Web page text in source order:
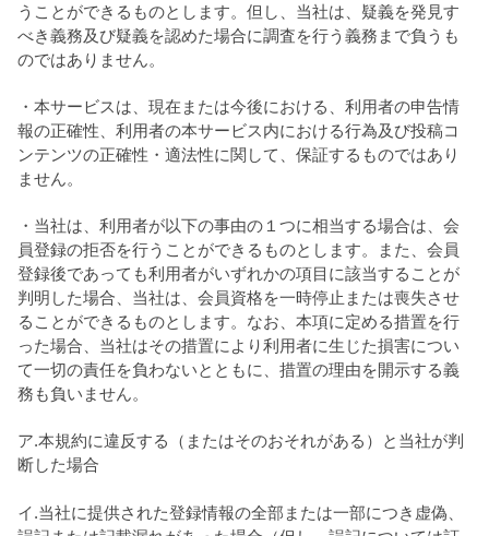
うことができるものとします。但し、当社は、疑義を発見す
べき義務及び疑義を認めた場合に調査を行う義務まで負うも
のではありません。
・本サービスは、現在または今後における、利用者の申告情
報の正確性、利用者の本サービス内における行為及び投稿コ
ンテンツの正確性・適法性に関して、保証するものではあり
ません。
・当社は、利用者が以下の事由の１つに相当する場合は、会
員登録の拒否を行うことができるものとします。また、会員
登録後であっても利用者がいずれかの項目に該当することが
判明した場合、当社は、会員資格を一時停止または喪失させ
ることができるものとします。なお、本項に定める措置を行
った場合、当社はその措置により利用者に生じた損害につい
て一切の責任を負わないとともに、措置の理由を開示する義
務も負いません。
ア.本規約に違反する（またはそのおそれがある）と当社が判
断した場合
イ.当社に提供された登録情報の全部または一部につき虚偽、